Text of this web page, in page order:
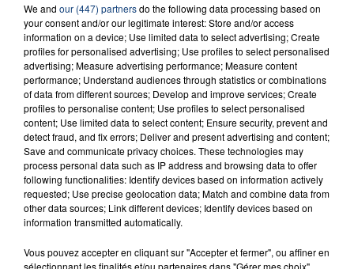
FIL D'ACTU
23 juillet 2026
INCENDIE MORTEL À LENS : UNE FEMME ET
Un homme s'est immolé par le feu après avoir
We and our (447) partnersdo the following data processing based on
your consent and/or our legitimate interest: Store and/or access
information on a device; Use limited data to select advertising; Create
profiles for personalised advertising; Use profiles to select personalised
advertising; Measure advertising performance; Measure content
performance; Understand audiences through statistics or combinations
of data from different sources; Develop and improve services; Create
profiles to personalise content; Use profiles to select personalised
content; Use limited data to select content; Ensure security, prevent and
detect fraud, and fix errors; Deliver and present advertising and content;
Save and communicate privacy choices. These technologies may
process personal data such as IP address and browsing data to offer
following functionalities: Identify devices based on information actively
requested; Use precise geolocation data; Match and combine data from
other data sources; Link different devices; Identify devices based on
information transmitted automatically.
Vous pouvez accepter en cliquant sur "Accepter et fermer", ou affiner en
sélectionnant les finalités et/ou partenaires dans "Gérer mes choix".